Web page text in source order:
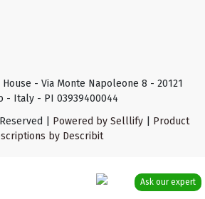
Ask our expert
- Via Monte Napoleone 8 - 20121
- Italy - PI 03939400044
| Powered by Selllify| Product
by Describit